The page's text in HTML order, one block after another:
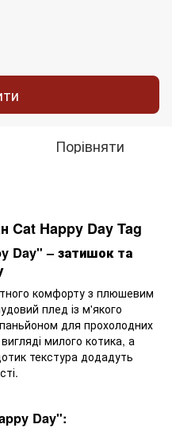
Порівняти
Cat Happy Day Tag
Day" – затишок та
комфорту з плюшевим
плед із м'якого
для прохолодних
милого котика, а
текстура додадуть
Day":